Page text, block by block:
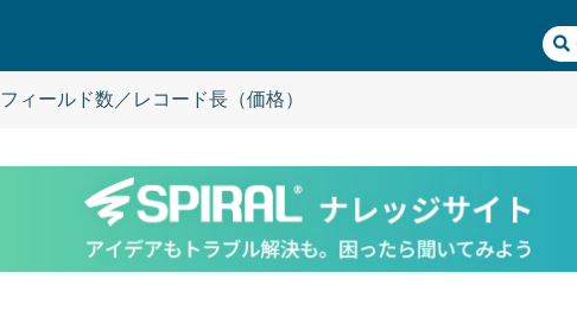
フィールド数／レコード長（価格）